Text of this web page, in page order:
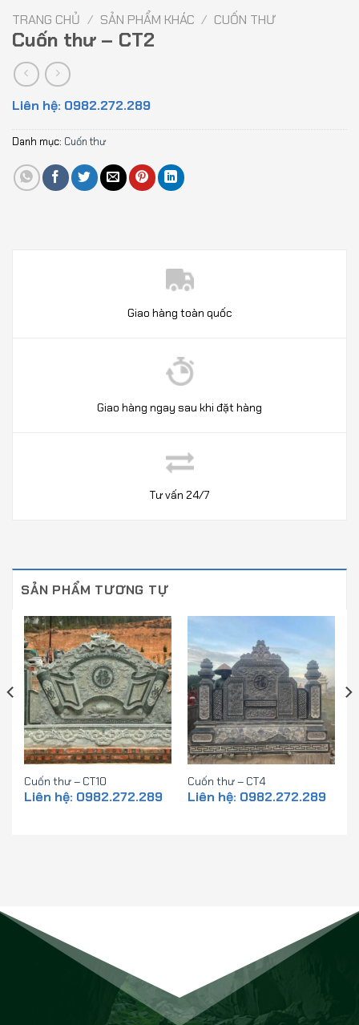
TRANG CHỦ / SẢN PHẨM KHÁC / CUỐN THƯ
Cuốn thư – CT2
Liên hệ: 0982.272.289
Danh mục: Cuốn thư
Giao hàng toàn quốc
Giao hàng ngay sau khi đặt hàng
Tư vấn 24/7
SẢN PHẨM TƯƠNG TỰ
Cuốn thư – CT10
Liên hệ: 0982.272.289
Cuốn thư – CT4
Liên hệ: 0982.272.289